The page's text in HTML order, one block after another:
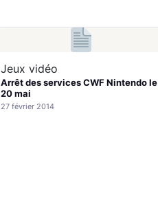
Jeux vidéo
Arrêt des services CWF Nintendo le
20 mai
27 février 2014